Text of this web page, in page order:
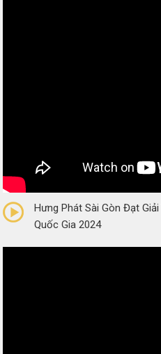
(0 Reviews)
Hưng Phát Sài Gòn Đạt
Quốc Gia 2024